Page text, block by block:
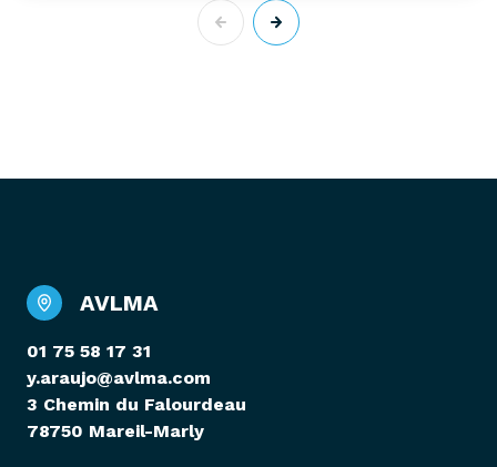
AVLMA
01 75 58 17 31
y.araujo@avlma.com
3 Chemin du Falourdeau
78750 Mareil-Marly